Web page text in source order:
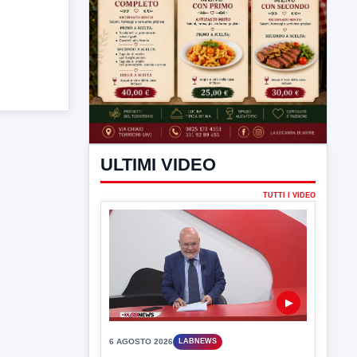
ULTIMI VIDEO
TUTTI I VIDEO
▶
6 AGOSTO 2026 LABNEWS